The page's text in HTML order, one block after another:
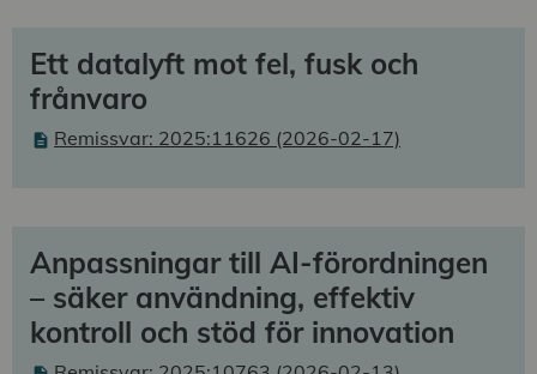
Ett datalyft mot fel, fusk och
frånvaro
Remissvar: 2025:11626 (2026-02-17)
Anpassningar till AI-förordningen
– säker användning, effektiv
kontroll och stöd för innovation